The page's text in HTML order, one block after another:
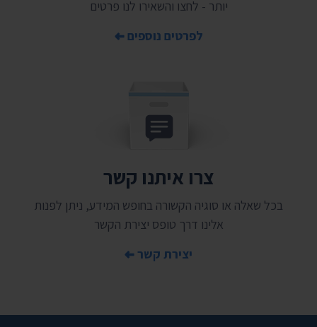
יותר - לחצו והשאירו לנו פרטים
לפרטים נוספים
צרו איתנו קשר
בכל שאלה או סוגיה הקשורה בחופש המידע, ניתן לפנות
אלינו דרך טופס יצירת הקשר
יצירת קשר